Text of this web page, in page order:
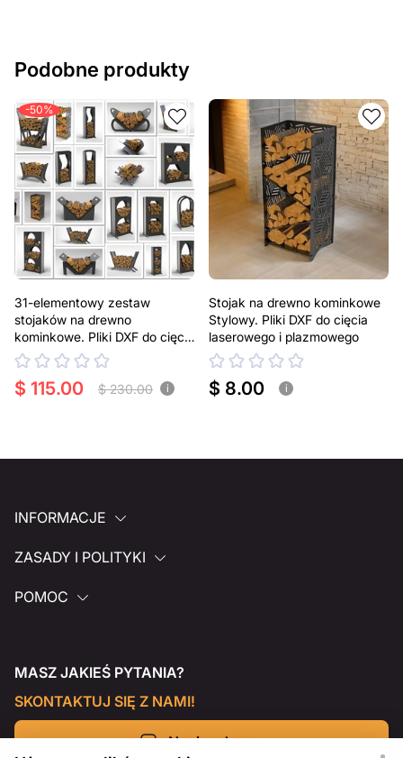
Podobne produkty
-50%
31-elementowy zestaw
stojaków na drewno
kominkowe. Pliki DXF do cięcia
laserowego i plazmowego
$ 115.00 $ 230.00 i
Stojak na drewno kominkowe
Stylowy. Pliki DXF do cięcia
laserowego i plazmowego
$ 8.00 i
INFORMACJE
ZASADY I POLITYKI
POMOC
MASZ JAKIEŚ PYTANIA?
SKONTAKTUJ SIĘ Z NAMI!
Napisz do nas